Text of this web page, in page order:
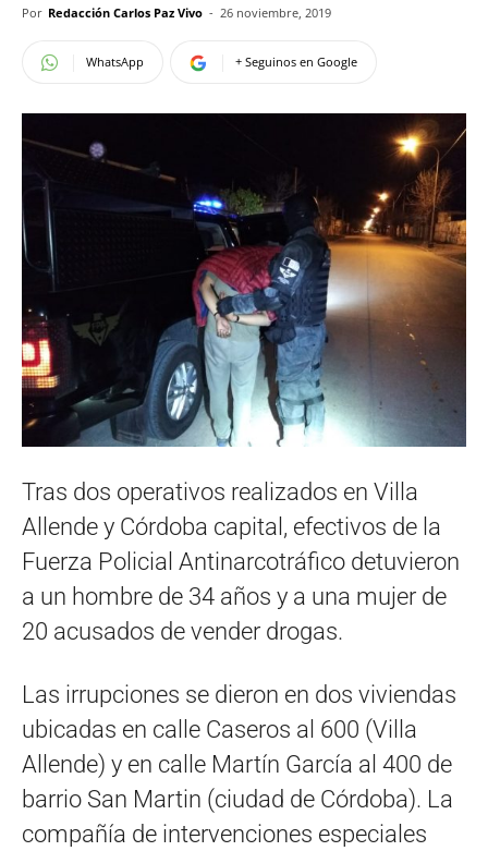
Por Redacción Carlos Paz Vivo - 26 noviembre, 2019
WhatsApp + Seguinos en Google
Tras dos operativos realizados en Villa
Allende y Córdoba capital, efectivos de la
Fuerza Policial Antinarcotráfico detuvieron
a un hombre de 34 años y a una mujer de
20 acusados de vender drogas.
Las irrupciones se dieron en dos viviendas
ubicadas en calle Caseros al 600 (Villa
Allende) y en calle Martín García al 400 de
barrio San Martin (ciudad de Córdoba). La
compañía de intervenciones especiales